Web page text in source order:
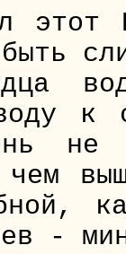
этот
не
-